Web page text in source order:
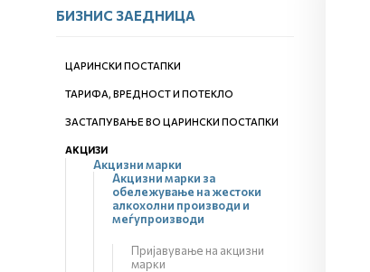
БИЗНИС ЗАЕДНИЦА
ЦАРИНСКИ ПОСТАПКИ
ТАРИФА, ВРЕДНОСТ И ПОТЕКЛО
ЗАСТАПУВАЊЕ ВО ЦАРИНСКИ ПОСТАПКИ
АКЦИЗИ
Акцизни марки
Акцизни марки за
обележување на жестоки
алкохолни производи и
меѓупроизводи
Пријавување на акцизни
марки